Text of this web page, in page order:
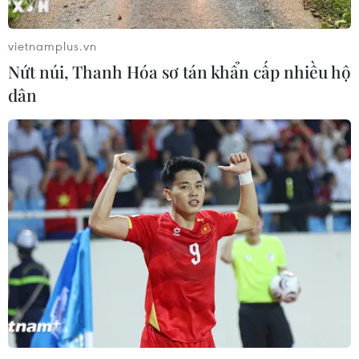
TP Hồ Chí Minh nỗ lực hoàn thành mục
tiêu phát triển kinh tế-xã hội
30/03/2019 14:06
Hội nghị Ban Chấp hành Đảng bộ TP Hồ Chí Minh đã
đánh giá và thông qua nhiều nội dung quan trọng, trong
đó có các giải pháp nâng cao hiệu quả thực hiện các
nhiệm vụ kinh tế-xã hội trong thời gian tới,
vietnamplus.vn
Nứt núi, Thanh Hóa sơ tán khẩn cấp nhiều hộ
dân